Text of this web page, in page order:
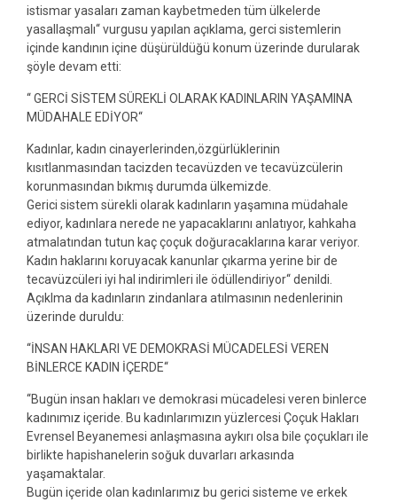
istismar yasaları zaman kaybetmeden tüm ülkelerde
yasallaşmalı‘‘ vurgusu yapılan açıklama, gerci sistemlerin
içinde kandının içine düşürüldüğü konum üzerinde durularak
şöyle devam etti:
‘‘ GERCİ SİSTEM SÜREKLİ OLARAK KADINLARIN YAŞAMINA
MÜDAHALE EDİYOR‘‘
Kadınlar, kadın cinayerlerinden,özgürlüklerinin
kısıtlanmasından tacizden tecavüzden ve tecavüzcülerin
korunmasından bıkmış durumda ülkemizde.
Gerici sistem sürekli olarak kadınların yaşamına müdahale
ediyor, kadınlara nerede ne yapacaklarını anlatıyor, kahkaha
atmalatından tutun kaç çoçuk doğuracaklarına karar veriyor.
Kadın haklarını koruyacak kanunlar çıkarma yerine bir de
tecavüzcüleri iyi hal indirimleri ile ödüllendiriyor‘‘ denildi.
Açıklma da kadınların zindanlara atılmasının nedenlerinin
üzerinde duruldu:
‘‘İNSAN HAKLARI VE DEMOKRASİ MÜCADELESİ VEREN
BİNLERCE KADIN İÇERDE‘‘
‘‘Bugün insan hakları ve demokrasi mücadelesi veren binlerce
kadınımız içeride. Bu kadınlarımızın yüzlercesi Çoçuk Hakları
Evrensel Beyanemesi anlaşmasına aykırı olsa bile çoçukları ile
birlikte hapishanelerin soğuk duvarları arkasında
yaşamaktalar.
Bugün içeride olan kadınlarımız bu gerici sisteme ve erkek